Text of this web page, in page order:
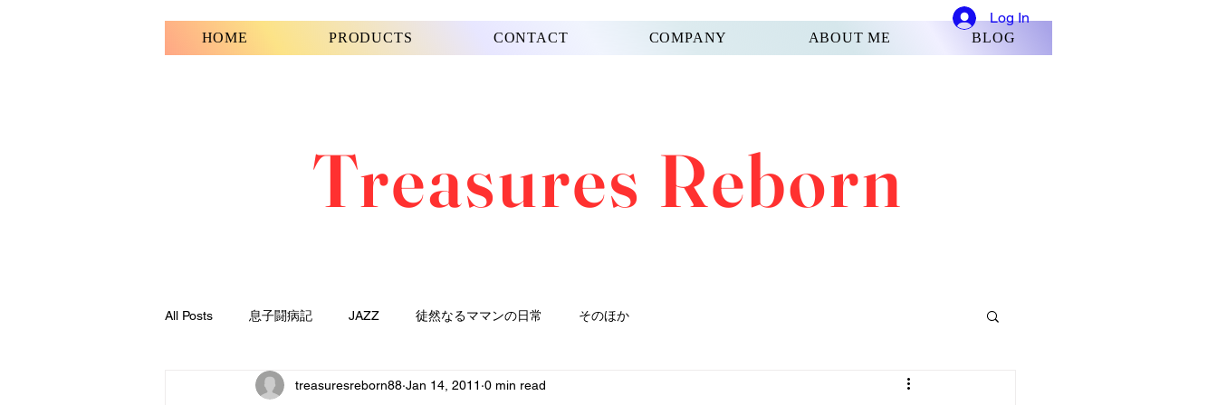
HOME PRODUCTS CONTACT COMPANY ABOUT ME BLOG
Treasures Reborn
Log In
All Posts 息子闘病記 JAZZ 徒然なるママンの日常 そのほか
treasuresreborn88 Jan 14, 2011 0 min read